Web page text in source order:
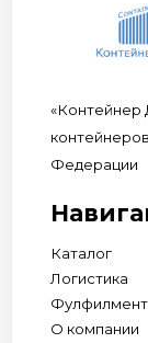
«Контейнер
Федерации
Каталог
Логистика
Фулфилмент
О компании